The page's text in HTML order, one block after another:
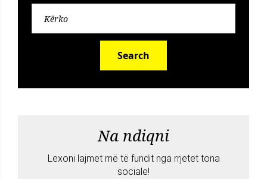
Search
Na ndiqni
Lexoni lajmet më të fundit nga rrjetet tona
sociale!